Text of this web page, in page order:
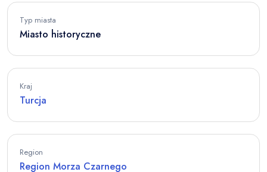
Typ miasta
Miasto historyczne
Kraj
Turcja
Region
Region Morza Czarnego